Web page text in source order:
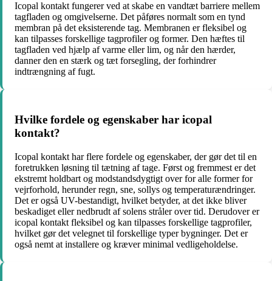
Icopal kontakt fungerer ved at skabe en vandtæt barriere mellem
tagfladen og omgivelserne. Det påføres normalt som en tynd
membran på det eksisterende tag. Membranen er fleksibel og
kan tilpasses forskellige tagprofiler og former. Den hæftes til
tagfladen ved hjælp af varme eller lim, og når den hærder,
danner den en stærk og tæt forsegling, der forhindrer
indtrængning af fugt.
Hvilke fordele og egenskaber har icopal
kontakt?
Icopal kontakt har flere fordele og egenskaber, der gør det til en
foretrukken løsning til tætning af tage. Først og fremmest er det
ekstremt holdbart og modstandsdygtigt over for alle former for
vejrforhold, herunder regn, sne, sollys og temperaturændringer.
Det er også UV-bestandigt, hvilket betyder, at det ikke bliver
beskadiget eller nedbrudt af solens stråler over tid. Derudover er
icopal kontakt fleksibel og kan tilpasses forskellige tagprofiler,
hvilket gør det velegnet til forskellige typer bygninger. Det er
også nemt at installere og kræver minimal vedligeholdelse.